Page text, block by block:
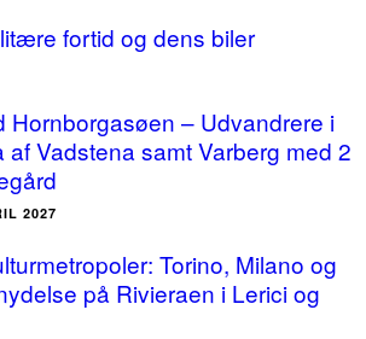
fortid og dens biler
Hornborgasøen – Udvandrere i
af Vadstena samt Varberg med 2
2027
Torino, Milano og
på Rivieraen i Lerici og